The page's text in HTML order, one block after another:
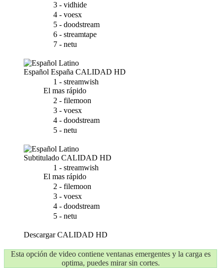
3 - vidhide
4 - voesx
5 - doodstream
6 - streamtape
7 - netu
Español España CALIDAD HD
1 - streamwish
El mas rápido
2 - filemoon
3 - voesx
4 - doodstream
5 - netu
Subtitulado CALIDAD HD
1 - streamwish
El mas rápido
2 - filemoon
3 - voesx
4 - doodstream
5 - netu
DescargarCALIDAD HD
Esta opción de video contiene ventanas emergentes y la carga es
optima, puedes mirar sin cortes.